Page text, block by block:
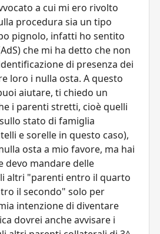
a cui mi ero rivolto
procedura sia un tipo
pignolo, infatti ho sentito
che mi ha detto che non
di presenza dei
loro i nulla osta. A questo
aiutare, ti chiedo un
i parenti stretti, cioè quelli
stato di famiglia
e sorelle in questo caso),
osta a mio favore, ma hai
devo mandare delle
altri "parenti entro il quarto
il secondo" solo per
intenzione di diventare
dovrei anche avvisare i